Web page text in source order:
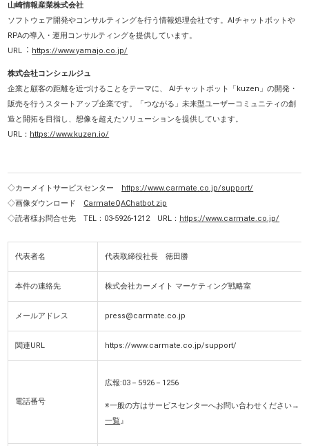
山崎情報産業株式会社
ソフトウェア開発やコンサルティングを行う情報処理会社です。AIチャットボットや
RPAの導入・運用コンサルティングを提供しています。
URL︓ https://www.yamajo.co.jp/
株式会社コンシェルジュ
企業と顧客の距離を近づけることをテーマに、 AIチャットボット「kuzen」の開発・
販売を行うスタートアップ企業です。「つながる」未来型ユーザーコミュニティの創
造と開拓を目指し、想像を超えたソリューションを提供しています。
URL： https://www.kuzen.io/
◇カーメイトサービスセンター
https://www.carmate.co.jp/support/
◇画像ダウンロード CarmateQAChatbot.zip
◇読者様お問合せ先 TEL：03-5926-1212 URL： https://www.carmate.co.jp/
代表者名 代表取締役社長 徳田勝
本件の連絡先 株式会社カーメイト マーケティング戦略室
メールアドレス press@carmate.co.jp
関連URL https://www.carmate.co.jp/support/
電話番号
広報:03－5926－1256
※一般の方はサービスセンターへお問い合わせください→『
一覧』